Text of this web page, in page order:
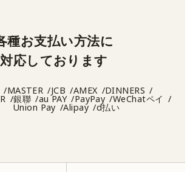
種お支払い方法に
対応しております
MASTER JCB AMEX DINNERS
銀聯 au PAY PayPay WeChatペイ
Union Pay Alipay d払い